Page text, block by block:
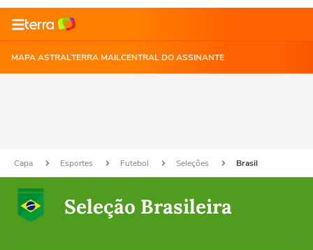
MAPA ASTRALTERRA MAILCENTRAL DO ASSINANTE
Capa Esportes Futebol Seleções Brasil
Seleção Brasileira